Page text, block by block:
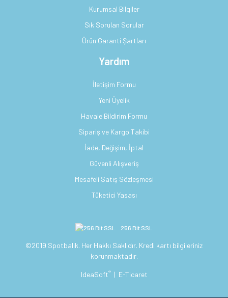
Kurumsal Bilgiler
Sık Sorulan Sorular
Ürün Garanti Şartları
Yardım
İletişim Formu
Yeni Üyelik
Havale Bildirim Formu
Sipariş ve Kargo Takibi
İade, Değişim, İptal
Güvenli Alışveriş
Mesafeli Satış Sözleşmesi
Tüketici Yasası
256 Bit SSL
©2019 Spotbalik. Her Hakkı Saklıdır. Kredi kartı bilgileriniz
korunmaktadır.
IdeaSoft® | E-Ticaret